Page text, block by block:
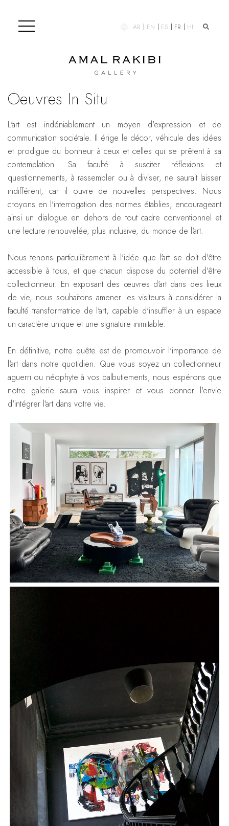
AR EN ES FR HI
Oeuvres In Situ
L'art est indéniablement un moyen d'expression et de
communication sociétale. Il érige le décor, véhicule des idées
et prodigue du bonheur à ceux et celles qui se prêtent à sa
contemplation. Sa faculté à susciter réflexions et
questionnements, à rassembler ou à diviser, ne saurait laisser
indifférent, car il ouvre de nouvelles perspectives. Nous
croyons en l'interrogation des normes établies, encourageant
ainsi un dialogue en dehors de tout cadre conventionnel et
une lecture renouvelée, plus inclusive, du monde de l'art.
Nous tenons particulièrement à l'idée que l'art se doit d'être
accessible à tous, et que chacun dispose du potentiel d'être
collectionneur. En exposant des œuvres d'art dans des lieux
de vie, nous souhaitons amener les visiteurs à considérer la
faculté transformatrice de l'art, capable d'insuffler à un espace
un caractère unique et une signature inimitable.
En définitive, notre quête est de promouvoir l'importance de
l'art dans notre quotidien. Que vous soyez un collectionneur
aguerri ou néophyte à vos balbutiements, nous espérons que
notre galerie saura vous inspirer et vous donner l'envie
d'intégrer l'art dans votre vie.